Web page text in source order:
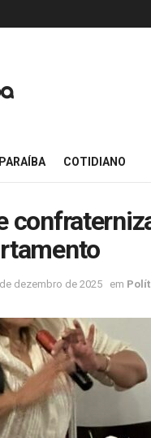
PARAÍBA COTIDIANO
dezembro de 2025 em